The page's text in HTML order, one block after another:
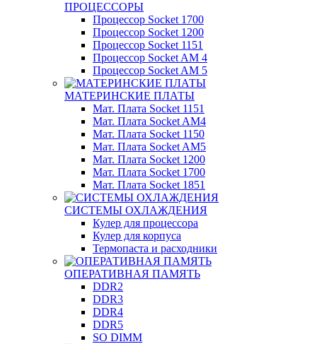
ПРОЦЕССОРЫ
Процессор Socket 1700
Процессор Socket 1200
Процессор Socket 1151
Процессор Socket AM 4
Процессор Socket AM 5
МАТЕРИНСКИЕ ПЛАТЫ
Мат. Плата Socket 1151
Мат. Плата Socket AM4
Мат. Плата Socket 1150
Мат. Плата Socket AM5
Мат. Плата Socket 1200
Мат. Плата Socket 1700
Мат. Плата Socket 1851
СИСТЕМЫ ОХЛАЖДЕНИЯ
Кулер для процессора
Кулер для корпуса
Термопаста и расходники
ОПЕРАТИВНАЯ ПАМЯТЬ
DDR2
DDR3
DDR4
DDR5
SO DIMM